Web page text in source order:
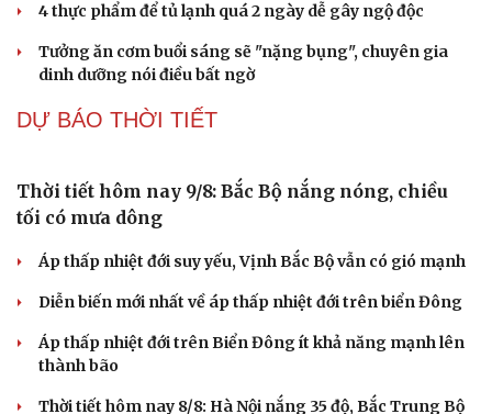
Du lịch
Săn Tour
Podcast
Hạt giống tâm hồn
4 thực phẩm để tủ lạnh quá 2 ngày dễ gây ngộ độc
Tưởng ăn cơm buổi sáng sẽ "nặng bụng", chuyên gia
dinh dưỡng nói điều bất ngờ
DỰ BÁO THỜI TIẾT